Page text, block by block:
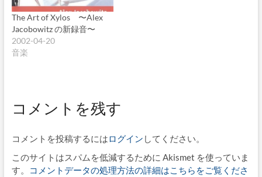
The Art of Xylos 〜Alex
Jacobowitz の新録音〜
2002-04-20
音楽
コメントを残す
コメントを投稿するにはログイン してください。
このサイトはスパムを低減するために Akismet を使っていま
す。
コメントデータの処理方法の詳細はこちらをご覧くださ